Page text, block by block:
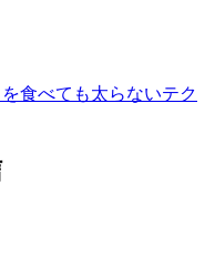
食べても太らないテク